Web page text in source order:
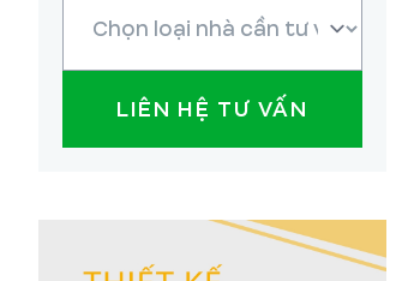
LIÊN HỆ TƯ VẤN